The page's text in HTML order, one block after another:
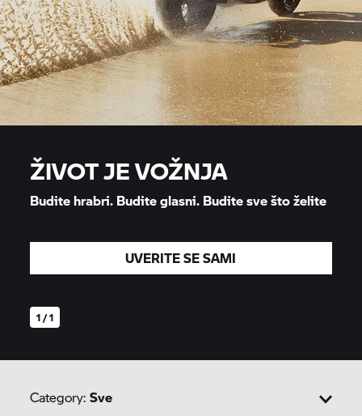
1 / 1
ŽIVOT JE VOŽNJA
Budite hrabri. Budite glasni. Budite sve što želite
UVERITE SE SAMI
Category:Sve